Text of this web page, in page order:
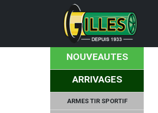
NOUVEAUTES
ARRIVAGES
ARMES TIR SPORTIF